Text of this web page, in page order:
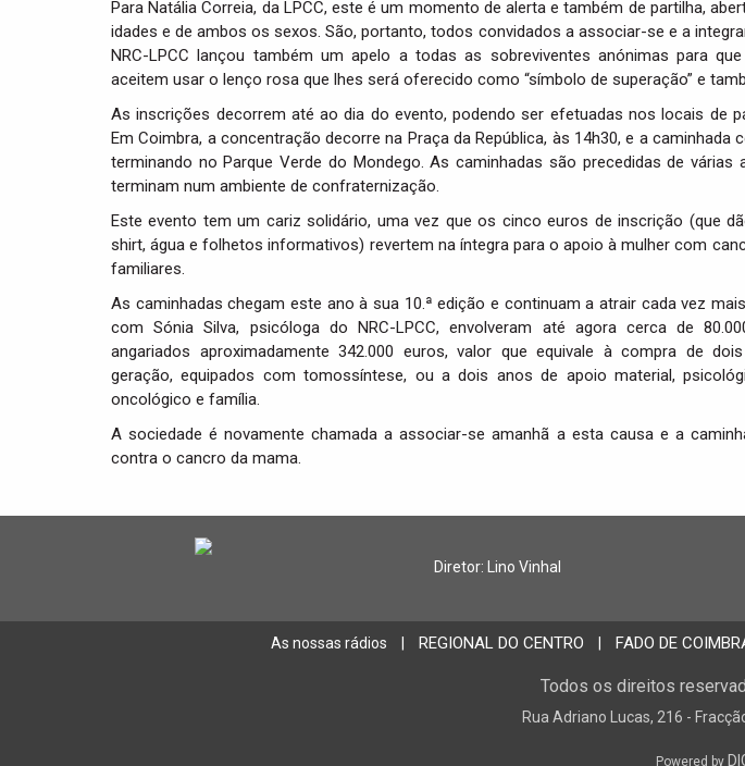
Para Natália Correia, da LPCC, este é um momento de alerta e também de partilha,
idades e de ambos os sexos. São, portanto, todos convidados a associar-se e a
NRC-LPCC lançou também um apelo a todas as sobreviventes anónimas para
aceitem usar o lenço rosa que lhes será oferecido como “símbolo de superação” e
As inscrições decorrem até ao dia do evento, podendo ser efetuadas nos locais de
Em Coimbra, a concentração decorre na Praça da República, às 14h30, e a caminhada
terminando no Parque Verde do Mondego. As caminhadas são precedidas de várias
terminam num ambiente de confraternização.
Este evento tem um cariz solidário, uma vez que os cinco euros de inscrição (que
shirt, água e folhetos informativos) revertem na íntegra para o apoio à mulher com
familiares.
As caminhadas chegam este ano à sua 10.ª edição e continuam a atrair cada vez
com Sónia Silva, psicóloga do NRC-LPCC, envolveram até agora cerca de
angariados aproximadamente 342.000 euros, valor que equivale à compra de
geração, equipados com tomossíntese, ou a dois anos de apoio material,
oncológico e família.
A sociedade é novamente chamada a associar-se amanhã a esta causa e a
contra o cancro da mama.
Diretor: Lino Vinhal
As nossas rádios REGIONAL DO CENTRO FADO DE
Todos os direitos
Rua Adriano Lucas, 216 -
Powered by